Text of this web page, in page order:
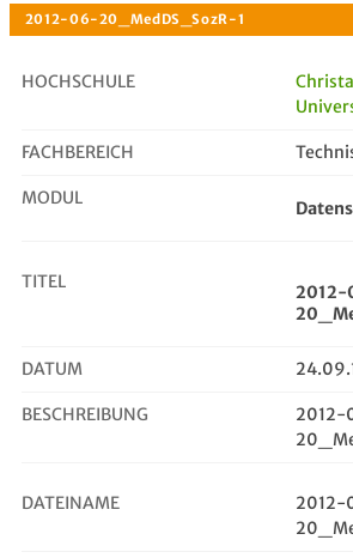
2012-06-20_MedDS_SozR-1
HOCHSCHULE
FACHBEREICH
MODUL
TITEL
DATUM
BESCHREIBUNG
2012-
DATEINAME
2012-